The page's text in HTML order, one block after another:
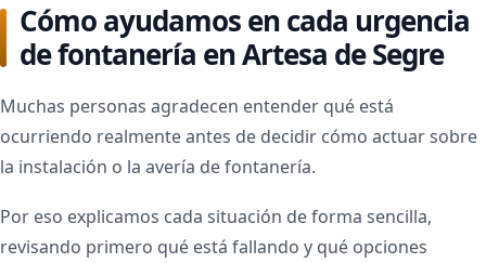
Cómo ayudamos en cada urgencia
de fontanería en Artesa de Segre
Muchas personas agradecen entender qué está
ocurriendo realmente antes de decidir cómo actuar sobre
la instalación o la avería de fontanería.
Por eso explicamos cada situación de forma sencilla,
revisando primero qué está fallando y qué opciones